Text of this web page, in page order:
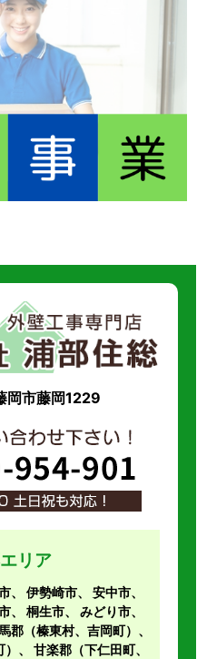
市藤岡1229
リア
、 伊勢崎市、 安中市、
、 桐生市、 みどり市、
郡（榛東村、吉岡町） 、
、 甘楽郡（下仁田町、